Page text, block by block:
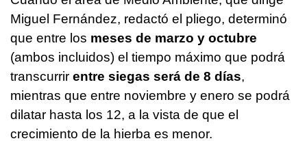
Miguel Fernández, redactó el pliego, determinó
que entre los meses de marzo y octubre
(ambos incluidos) el tiempo máximo que podrá
transcurrir entre siegas será de 8 días,
mientras que entre noviembre y enero se podrá
dilatar hasta los 12, a la vista de que el
crecimiento de la hierba es menor.